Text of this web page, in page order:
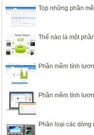
Top những phần
Thế nào là một
Phần mềm tính
Phần mềm tính
Phân loại các